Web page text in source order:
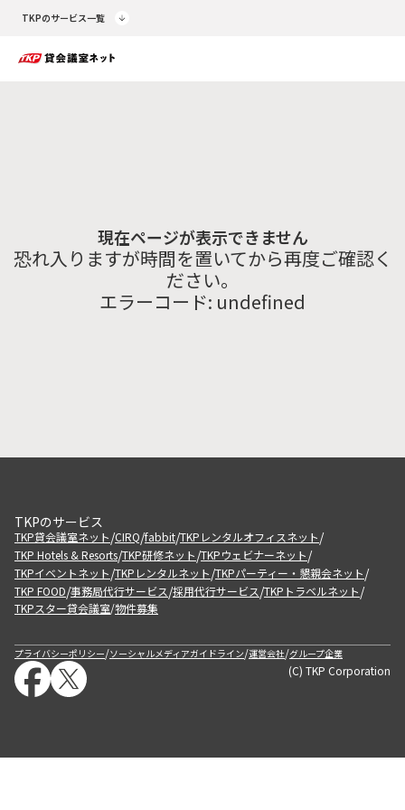
TKPのサービス一覧
現在ページが表示できません
恐れ入りますが時間を置いてから再度ご確認く
ださい。
エラーコード: undefined
TKPのサービス
TKP貸会議室ネット/CIRQ/fabbit/TKPレンタルオフィスネット/
TKP Hotels & Resorts/TKP研修ネット/TKPウェビナーネット/
TKPイベントネット/TKPレンタルネット/TKPパーティー・懇親会ネット/
TKP FOOD/事務局代行サービス/採用代行サービス/TKPトラベルネット/
TKPスター貸会議室/物件募集
プライバシーポリシー/ソーシャルメディアガイドライン/運営会社/グループ企業
(C) TKP Corporation